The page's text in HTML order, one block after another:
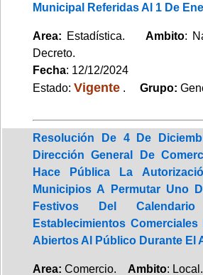
Municipal Referidas Al 1 De
Area: Estadística. Ambito:
Decreto.
Fecha: 12/12/2024
Estado: Vigente . Grupo:
Resolución De 4 De
Dirección General De
Hace Pública La
Municipios A Permutar Uno
Festivos Del
Establecimientos
Abiertos Al Público Durante El
Area: Comercio. Ambito: